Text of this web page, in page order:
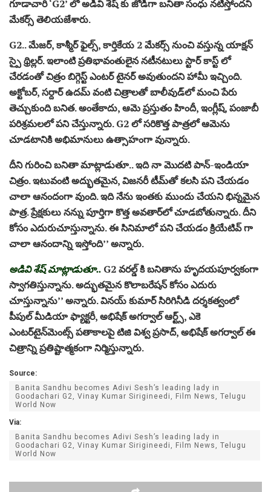
గూడాచారి ‘G2’ లో అడివి శేష్‌ కు జోడిగా బనితా సంధు నటిస్తోందని
మేకర్స్ తెలియజేశారు.
G2.. మేజర్, కాశ్మీర్ ఫైల్స్, కార్తికేయ 2 మేకర్స్ నుంచి వస్తున్న యాక్షన్
స్పై థ్రిల్లర్. ఇలాంటి ప్రతిభావంతులైన నటీనటులు స్టార్ కాస్ట్ లో
చేరడంతో చిత్రం బిగ్గెస్ట్ ఎంటర్ టైనర్ అవుతుందని హామీ ఇచ్చింది.
అక్టోబర్, సర్దార్‌ ఉదమ్‌ వంటి చిత్రాలతో బాలీవుడ్‌లో మంచి పేరు
తెచ్చుకుంది బనిత. అంతేకాదు, ఆమె ప్రస్తుతం హిందీ, ఇంగ్లీష్, పంజాబీ
పరిశ్రమలలో పని చేస్తున్నారు. G2 లో సరికొత్త పాత్రలో ఆమెను
చూడటానికి అభిమానులు ఉత్సాహంగా వున్నారు.
దీని గురించి బనితా మాట్లాడుతూ.. ఇది నా మొదటి పాన్-ఇండియా
చిత్రం. ఇటువంటి అద్భుతమైన, విజనరీ టీమ్‌తో కలసి పని చేయడం
చాలా ఆనందంగా వుంది. ఇది నేను ఇంతకు ముందు చేయని భిన్నమైన
పాత్ర. ప్రేక్షకులు నన్ను పూర్తిగా కొత్త అవతార్‌లో చూడబోతున్నారు. దీని
కోసం ఎదురుచూస్తున్నాను. ఈ సినిమాలో పని చేయడం క్రియేటివ్ గా
చాలా ఆనందాన్ని ఇస్తోంది’’ అన్నారు.
అడివి శేష్ మాట్లాడుతూ.. G2 వరల్డ్ కి బనితాను హృదయపూర్వకంగా
స్వాగతిస్తున్నాను. అద్భుతమైన కొలాబరేషన్ కోసం ఎదురు
చూస్తున్నాను’’ అన్నారు. వినయ్ కుమార్ సిరిగినీడి దర్శకత్వంలో
పీపుల్ మీడియా ఫ్యాక్టరీ, అభిషేక్ అగర్వాల్ ఆర్ట్స్, ఎకె
ఎంటర్‌టైన్‌మెంట్స్ పతాకాలపై టిజి విశ్వ ప్రసాద్, అభిషేక్ అగర్వాల్ ఈ
చిత్రాన్ని ప్రతిష్టాత్మకంగా నిర్మిస్తున్నారు.
Source:
Banita Sandhu becomes Adivi Sesh’s leading lady in
Goodachari G2, Vinay Kumar Sirigineedi, Film News, Telugu
World Now
Via:
Banita Sandhu becomes Adivi Sesh’s leading lady in
Goodachari G2, Vinay Kumar Sirigineedi, Film News, Telugu
World Now